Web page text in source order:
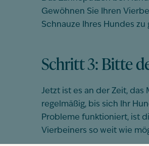
Gewöhnen Sie Ihren
Schnauze Ihres Hundes
Schritt 3: Bitte
Jetzt ist es an der Zeit,
regelmäßig, bis sich Ihr
Probleme funktioniert, ist
Vierbeiners so weit wie